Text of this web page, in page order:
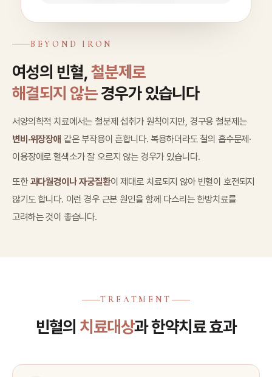
BEYOND IRON
여성의 빈혈,철분제로
해결되지 않는경우가 있습니다
서양의학적 치료에서는 철분제 섭취가 원칙이지만, 경구용 철분제는
변비·위장장애 같은 부작용이 흔합니다. 복용하더라도 철의 흡수문제·
이용장애로 혈색소가 잘 오르지 않는 경우가 있습니다.
또한 과다월경이나 자궁질환이 제대로 치료되지 않아 빈혈이 호전되지
않기도 합니다. 이런 경우 근본 원인을 함께 다스리는 한방치료를
고려하는 것이 좋습니다.
TREATMENT
빈혈의 치료대상과 한약치료 효과